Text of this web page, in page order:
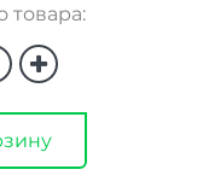
товара: